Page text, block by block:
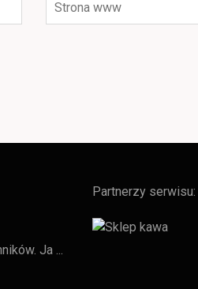
Ja ...
Partnerzy serwisu: